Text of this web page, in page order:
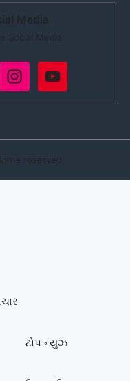
Media
Social Media
reserved
ટોપ ન્યુઝ